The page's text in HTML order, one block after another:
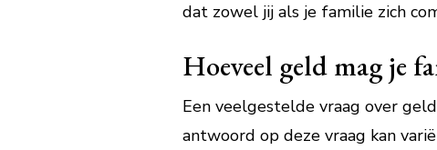
dat zowel jij als je familie zich
Hoeveel geld mag je
Een veelgestelde vraag over
antwoord op deze vraag kan